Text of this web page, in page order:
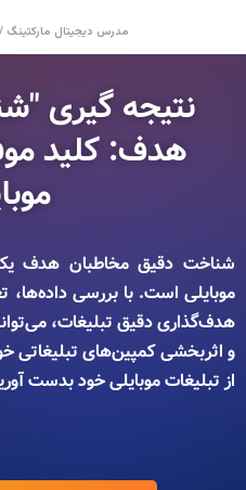
مدرس دیجیتال
نتیجه گیری
هدف: کلید
شناخت دقیق مخاطبان هدف
موبایلی است. با بررسی داده‌ها،
هدف‌گذاری دقیق تبلیغات،
و اثربخشی کمپین‌های تبلیغاتی
از تبلیغات موبایلی خود بدست